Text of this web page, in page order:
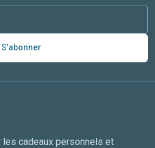
S’abonner
les cadeaux personnels et